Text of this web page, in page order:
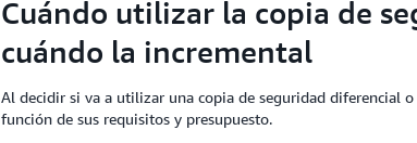
Cuándo utilizar la copia de
cuándo la incremental
Al decidir si va a utilizar una copia de seguridad diferencial
función de sus requisitos y presupuesto.